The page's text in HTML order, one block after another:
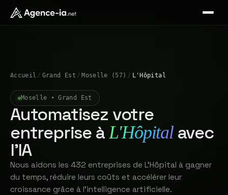
Accueil / Grand Est / Moselle (57) / L'Hôpital
Moselle • Grand Est
Automatisez votre
entreprise à L'Hôpitalavec
l'IA
Nous aidons les 432 entreprises de L'Hôpital à gagner
du temps, réduire leurs coûts et accélérer leur
croissance grâce à l'intelligence artificielle.